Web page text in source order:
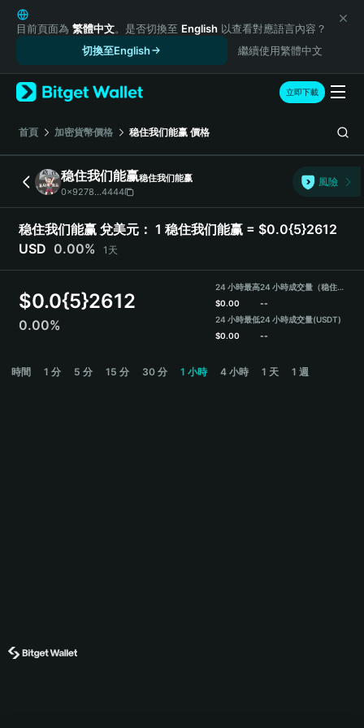
English
日本語
Русский
Español (Latinoamérica)
Türkçe
Italiano
Deutsch
简体中文
繁體中文
Português (Portugal)
Bahasa Indonesia
Español
目前頁面為 繁體中文。是否切換至 English 以查看對應語言內容？
切換至English
繼續使用繁體中文
立即下載
首頁 加密貨幣價格 稳住我们能赢 價格
稳住我们能赢稳住我们能赢
0x9278...4444
風險
稳住我们能赢 兌美元： 1 稳住我们能赢 = $0.0{5}2612
USD 0.00% 1天
$0.0{5}2612
0.00%
24 小時最高
$0.00
24 小時最低
$0.00
24 小時成交量（稳住我们能赢）
--
24 小時成交量(USDT)
--
時間 1 分 5 分 15 分 30 分 1 小時 4 小時 1 天 1 週